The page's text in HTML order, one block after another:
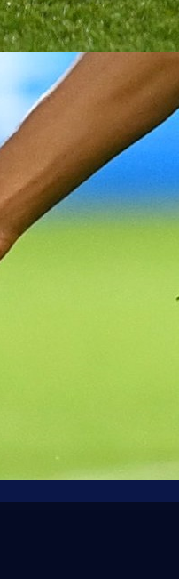
Bayern Munchenu!